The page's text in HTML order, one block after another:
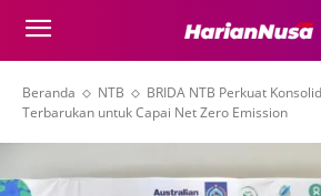
Beranda NTB
BRIDA NTB Perkuat
Terbarukan untuk Capai Net Zero Emission